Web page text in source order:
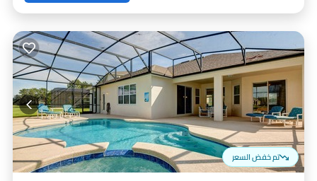
تم خفض السعر